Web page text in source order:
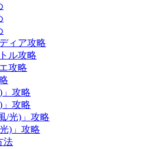
ィア攻略
ル攻略
攻略
」攻略
」攻略
/光)」攻略
)」攻略
法